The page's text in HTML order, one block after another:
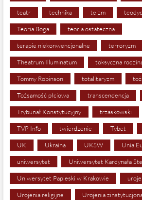
teatr technika teizm
Teoria Boga teoria ostateczna
terapie niekonwencjonalne terroryzm
Theatrum Illuminatum toksyczna
Tommy Robinson totalitaryzm
Tożsamość płciowa transcendencja
Trybunał Konstytucyjny trzaskowski
TVP Info twierdzenie Tybet
UK Ukraina UKSW Unia
uniwersytet Uniwersytet Kardynała
Uniwersytet Papieski w Krakowie
Urojenia religijne Urojenia